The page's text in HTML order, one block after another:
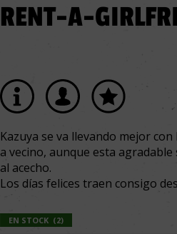
RENT-A-
Kazuya se va llevando mejor
a vecino, aunque esta
al acecho.
Los días felices traen consigo
EN STOCK (2)